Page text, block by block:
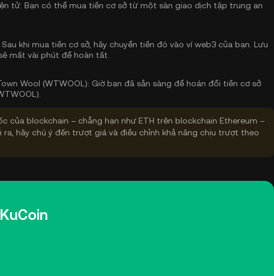
tử. Bạn có thể mua tiền cơ sở từ một sàn giao dịch tập trung an
Sau khi mua tiền cơ sở, hãy chuyển tiền đó vào ví web3 của bạn. Lưu
mất vài phút để hoàn tất.
Wool (WTWOOL): Giờ bạn đã sẵn sàng để hoán đổi tiền cơ sở
của blockchain – chẳng hạn như ETH trên blockchain Ethereum –
hãy chú ý đến trượt giá và điều chỉnh khả năng chịu trượt theo